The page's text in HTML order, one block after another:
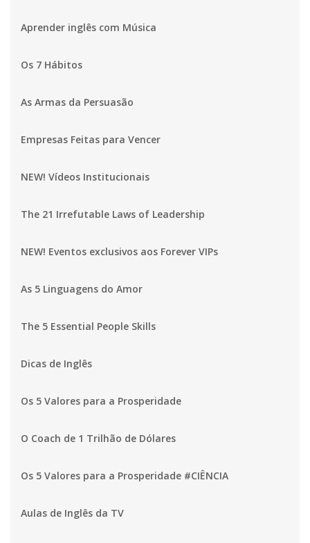
Aprender inglês com Música
Os 7 Hábitos
As Armas da Persuasão
Empresas Feitas para Vencer
NEW! Vídeos Institucionais
The 21 Irrefutable Laws of Leadership
NEW! Eventos exclusivos aos Forever VIPs
As 5 Linguagens do Amor
The 5 Essential People Skills
Dicas de Inglês
Os 5 Valores para a Prosperidade
O Coach de 1 Trilhão de Dólares
Os 5 Valores para a Prosperidade #CIÊNCIA
Aulas de Inglês da TV